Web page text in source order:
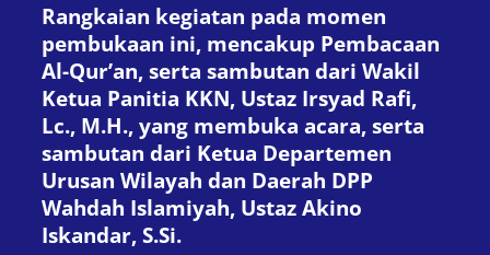
Rangkaian kegiatan pada momen
pembukaan ini, mencakup Pembacaan
Al-Qur’an, serta sambutan dari Wakil
Ketua Panitia KKN, Ustaz Irsyad Rafi,
Lc., M.H., yang membuka acara, serta
sambutan dari Ketua Departemen
Urusan Wilayah dan Daerah DPP
Wahdah Islamiyah, Ustaz Akino
Iskandar, S.Si.